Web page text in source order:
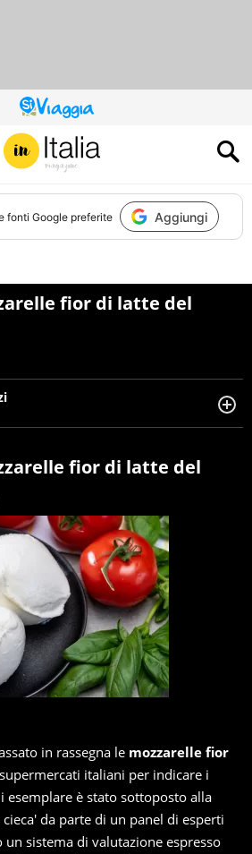
QUESTO
SITO
CONTRIBUISCE
ALL’AUDIENCE
DI
fonti Google preferite Aggiungi
fior di latte del
Da oltre dieci anni si occupa di
e videogame.
fior di latte del
in rassegna le mozzarelle fior
italiani per indicare i
è stato sottoposto alla
da parte di un panel di esperti
sistema di valutazione espresso